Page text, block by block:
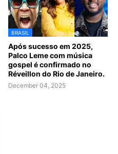
BRASIL
Após sucesso em 2025,
Palco Leme com música
gospel é confirmado no
Réveillon do Rio de Janeiro.
December 04, 2025